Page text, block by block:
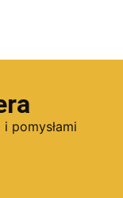
pomysłami